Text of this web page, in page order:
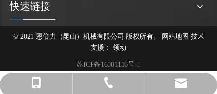
+86 139-6265-9760
+86-512-8366 3399
After-sales@enbl-grabs.com
快速链接
© 2021 恩倍力（昆山）机械有限公司 版权所有。 网站地图 技术
支援： 领动
苏ICP备16001116号-1